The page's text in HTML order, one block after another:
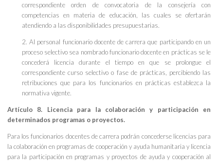
correspondiente orden de convocatoria de la consejería con
competencias en materia de educación, las cuales se ofertarán
atendiendo a las disponibilidades presupuestarias.
2. Al personal funcionario docente de carrera que participando en un
proceso selectivo sea nombrado funcionario docente en prácticas se le
concederá licencia durante el tiempo en que se prolongue el
correspondiente curso selectivo o fase de prácticas, percibiendo las
retribuciones que para los funcionarios en prácticas establezca la
normativa vigente.
Artículo 8. Licencia para la colaboración y participación en
determinados programas o proyectos.
Para los funcionarios docentes de carrera podrán concederse licencias para
la colaboración en programas de cooperación y ayuda humanitaria y licencia
para la participación en programas y proyectos de ayuda y cooperación al